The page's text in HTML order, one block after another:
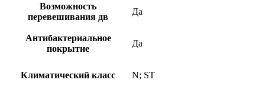
Возможность
перевешивания дв
Да
Антибактериальное
покрытие
Да
Климатический класс N; ST